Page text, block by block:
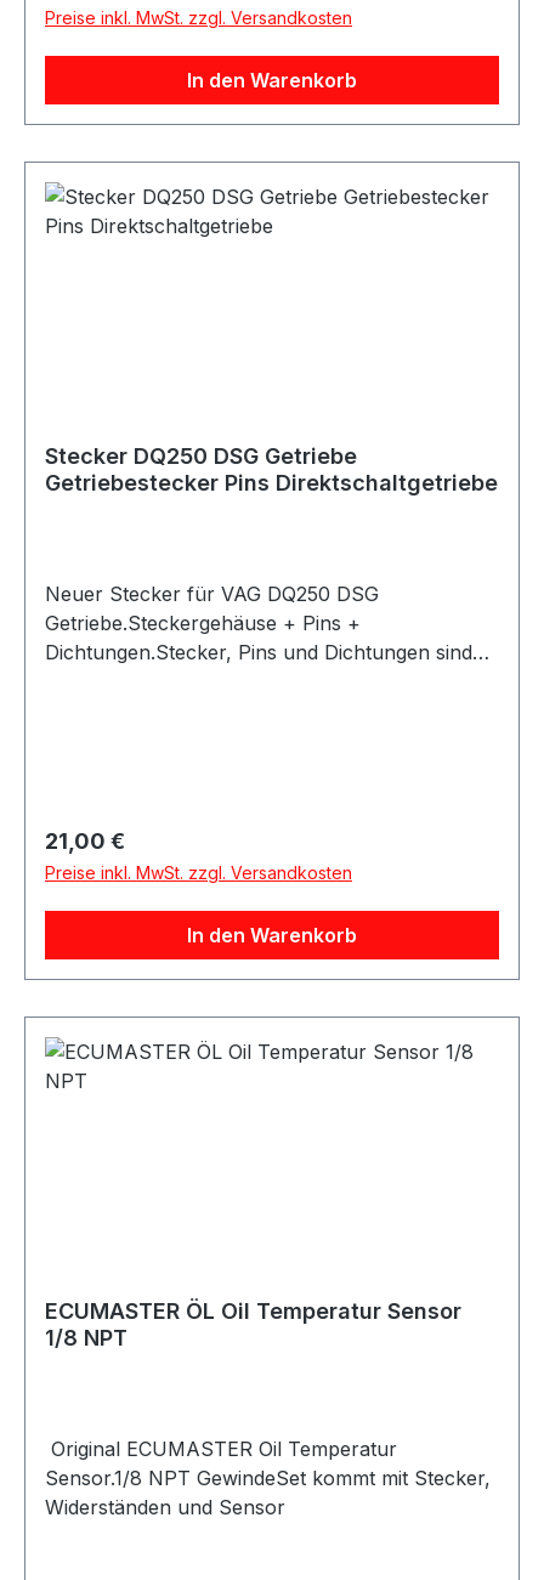
Preise inkl. MwSt. zzgl. Versandkosten
In den Warenkorb
Stecker DQ250 DSG Getriebe
Getriebestecker Pins Direktschaltgetriebe
Neuer Stecker für VAG DQ250 DSG
Getriebe.Steckergehäuse + Pins +
Dichtungen.Stecker, Pins und Dichtungen sind
Regulärer Preis:
21,00 €
Preise inkl. MwSt. zzgl. Versandkosten
In den Warenkorb
ECUMASTER ÖL Oil Temperatur Sensor
1/8 NPT
Original ECUMASTER Oil Temperatur
Sensor.1/8 NPT GewindeSet kommt mit Stecker,
Widerständen und Sensor